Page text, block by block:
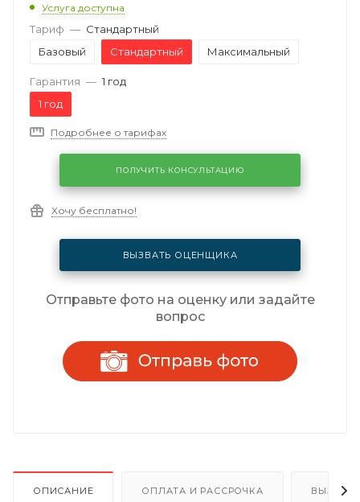
Услуга доступна
Тариф — Стандартный
Базовый
Стандартный Максимальный
Гарантия — 1 год
1 год
Подробнее о тарифах
ПОЛУЧИТЬ КОНСУЛЬТАЦИЮ
Хочу бесплатно!
ВЫЗВАТЬ ОЦЕНЩИКА
Отправьте фото на оценку или задайте
вопрос
ОПИСАНИЕ ОПЛАТА И РАССРОЧКА ВЫЗОВ